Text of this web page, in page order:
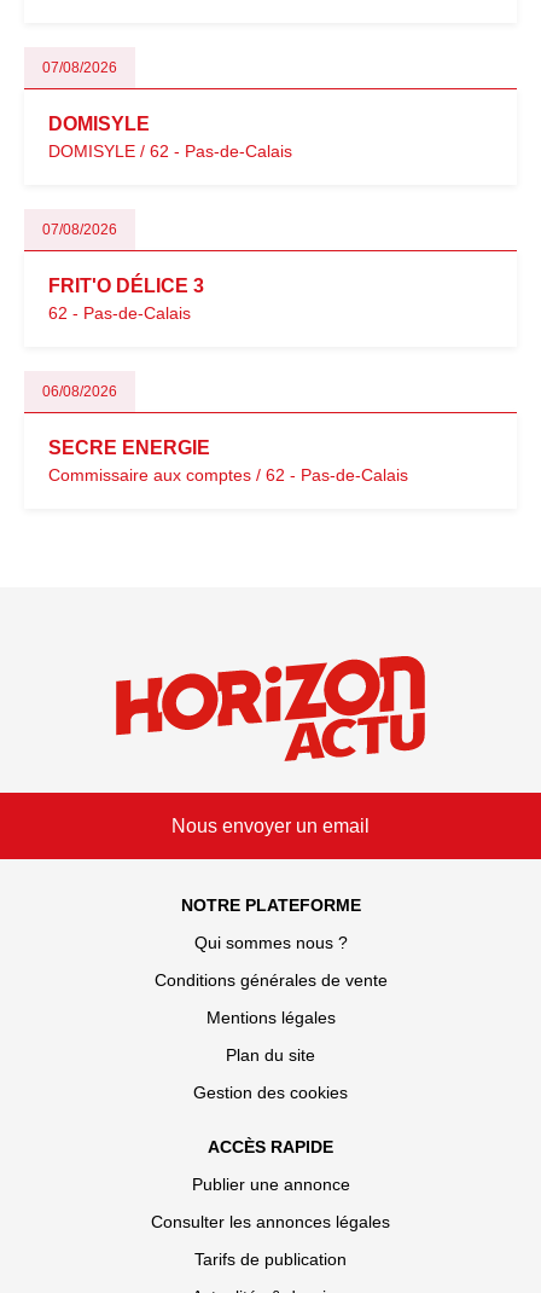
07/08/2026
DOMISYLE
DOMISYLE / 62 - Pas-de-Calais
07/08/2026
FRIT'O DÉLICE 3
62 - Pas-de-Calais
06/08/2026
SECRE ENERGIE
Commissaire aux comptes / 62 - Pas-de-Calais
Nous envoyer un email
NOTRE PLATEFORME
Qui sommes nous ?
Conditions générales de vente
Mentions légales
Plan du site
Gestion des cookies
ACCÈS RAPIDE
Publier une annonce
Consulter les annonces légales
Tarifs de publication